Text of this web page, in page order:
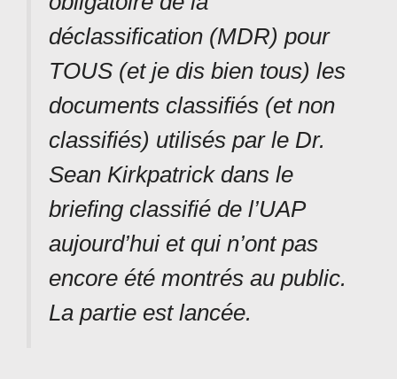
déclassification (MDR) pour
TOUS (et je dis bien tous) les
documents classifiés (et non
classifiés) utilisés par le Dr.
Sean Kirkpatrick dans le
briefing classifié de l’UAP
aujourd’hui et qui n’ont pas
encore été montrés au public.
La partie est lancée.